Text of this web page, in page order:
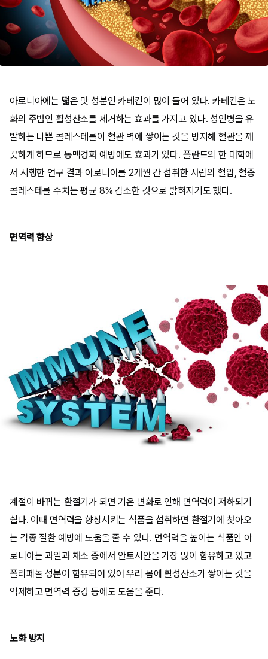
아로니아에는 떫은 맛 성분인 카테킨이 많이 들어 있다. 카테킨은 노
화의 주범인 활성산소를 제거하는 효과를 가지고 있다. 성인병을 유
발하는 나쁜 콜레스테롤이 혈관 벽에 쌓이는 것을 방지해 혈관을 깨
끗하게 하므로 동맥경화 예방에도 효과가 있다. 폴란드의 한 대학에
서 시행한 연구 결과 아로니아를 2개월 간 섭취한 사람의 혈압, 혈중
콜레스테롤 수치는 평균 8% 감소한 것으로 밝혀지기도 했다.
면역력 향상
계절이 바뀌는 환절기가 되면 기온 변화로 인해 면역력이 저하되기
쉽다. 이때 면역력을 향상시키는 식품을 섭취하면 환절기에 찾아오
는 각종 질환 예방에 도움을 줄 수 있다. 면역력을 높이는 식품인 아
로니아는 과일과 채소 중에서 안토시안을 가장 많이 함유하고 있고
폴리페놀 성분이 함유되어 있어 우리 몸에 활성산소가 쌓이는 것을
억제하고 면역력 증강 등에도 도움을 준다.
노화 방지